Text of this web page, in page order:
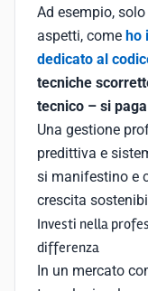
Ad esempio,
aspetti, come ho
dedicato al
tecniche
tecnico – si
Una gestione
predittiva e
si manifestino e
crescita
Investi nella
differenza
In un mercato